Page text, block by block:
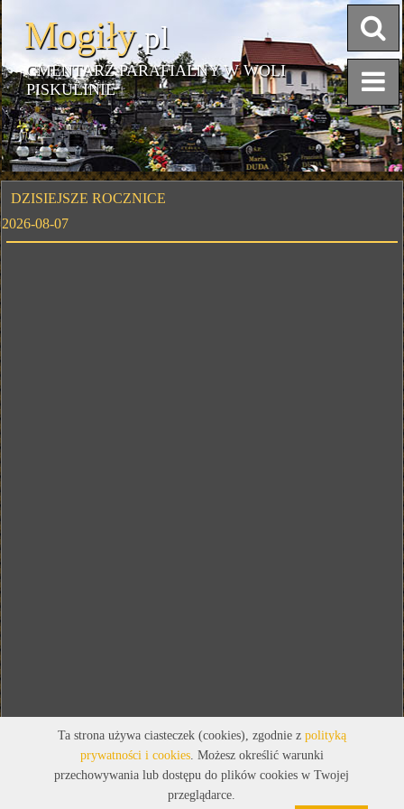
Mogiły.pl
CMENTARZ PARAFIALNY W WOLI
PISKULINIE
DZISIEJSZE ROCZNICE
2026-08-07
Ta strona używa ciasteczek (cookies), zgodnie z polityką
prywatności i cookies. Możesz określić warunki
przechowywania lub dostępu do plików cookies w Twojej
przeglądarce.